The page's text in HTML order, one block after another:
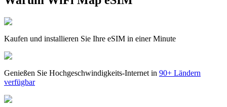
Kaufen und installieren Sie Ihre eSIM in einer Minute
Genießen Sie Hochgeschwindigkeits-Internet in 90+ Ländern
verfügbar